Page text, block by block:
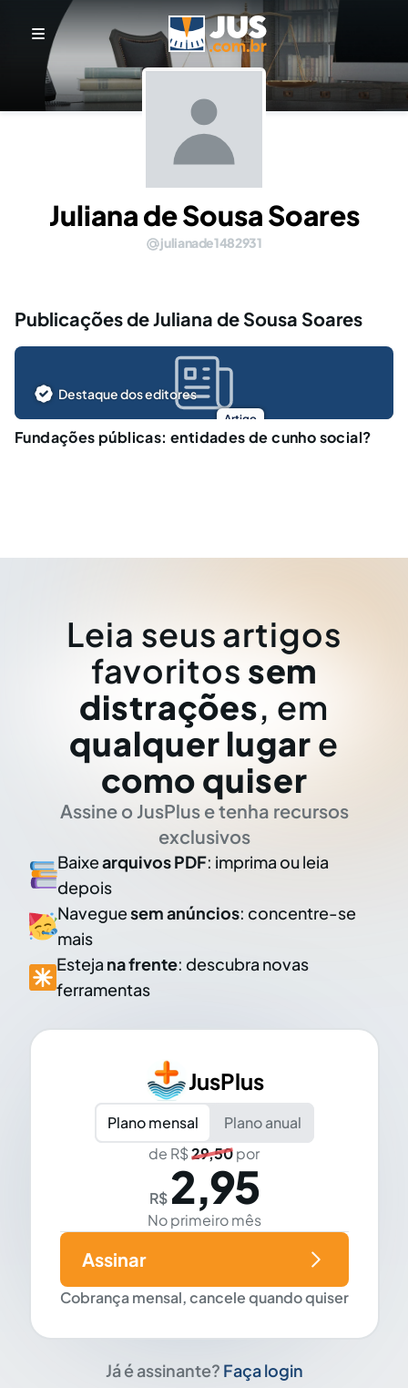
Juliana de Sousa Soares
julianade1482931
Publicações de Juliana de Sousa Soares
Artigo
Destaque dos editores
Fundações públicas: entidades de cunho social?
Leia seus artigos
favoritos sem
distrações, em
qualquer lugar e
como quiser
Assine o JusPlus e tenha recursos
exclusivos
Baixearquivos PDF: imprima ou leia
depois
Naveguesem anúncios: concentre-se
mais
Esteja na frente: descubra novas
ferramentas
JusPlus
Plano mensal
Plano anual
de R$29,50por
R$ 2,95
No primeiro mês
Cobrança mensal, cancele quando quiser
Assinar
Já é assinante? Faça login